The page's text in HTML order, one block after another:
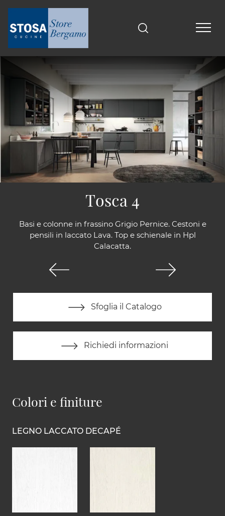
Basi e colonne in frassino Grigio Pernice. Cestoni e
pensili in laccato Lava. Top e schienale in Hpl
Calacatta.
Sfoglia il Catalogo
Richiedi informazioni
Tosca 4
Colori e finiture
LEGNO LACCATO DECAPÉ